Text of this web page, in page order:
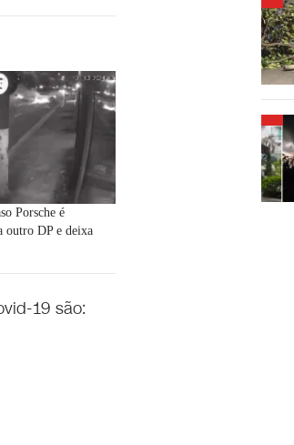
Porsche é
outro DP e deixa
19 são: